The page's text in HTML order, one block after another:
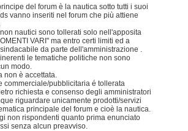
del forum è la nautica sotto tutti i suoi
vanno inseriti nel forum che più attiene
nautici sono tollerati solo nell'apposita
VARI" ma entro certi limiti ed a
da parte dell'amministrazione .
le tematiche politiche non sono
modo.
non è accettata.
commerciale/pubblicitaria é tollerata
richiesta e consenso degli amministratori
riguardare unicamente prodotti/servizi
principale del forum e cioè la nautica.
non rispondenti quanto prima enunciato
senza alcun preavviso.